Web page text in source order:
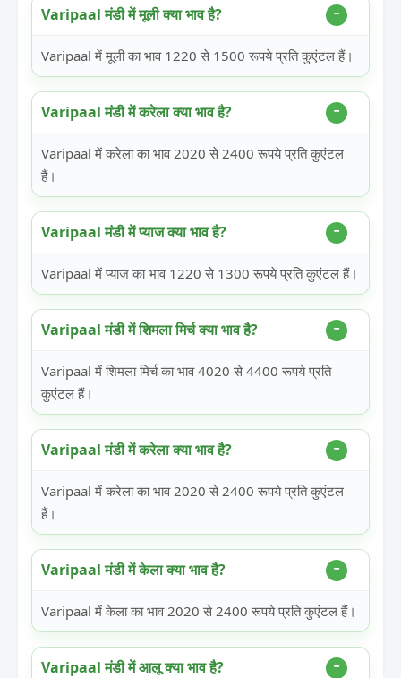
Varipaal मंडी में मूली क्या भाव है?
Varipaal में मूली का भाव 1220 से 1500 रूपये प्रति कुएंटल हैं।
Varipaal मंडी में करेला क्या भाव है?
Varipaal में करेला का भाव 2020 से 2400 रूपये प्रति कुएंटल
हैं।
Varipaal मंडी में प्याज क्या भाव है?
Varipaal में प्याज का भाव 1220 से 1300 रूपये प्रति कुएंटल हैं।
Varipaal मंडी में शिमला मिर्च क्या भाव है?
Varipaal में शिमला मिर्च का भाव 4020 से 4400 रूपये प्रति
कुएंटल हैं।
Varipaal मंडी में करेला क्या भाव है?
Varipaal में करेला का भाव 2020 से 2400 रूपये प्रति कुएंटल
हैं।
Varipaal मंडी में केला क्या भाव है?
Varipaal में केला का भाव 2020 से 2400 रूपये प्रति कुएंटल हैं।
Varipaal मंडी में आलू क्या भाव है?